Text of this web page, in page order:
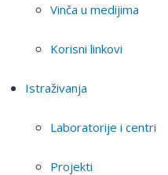
Vinča u medijima
Korisni linkovi
Istraživanja
Laboratorije i centri
Projekti